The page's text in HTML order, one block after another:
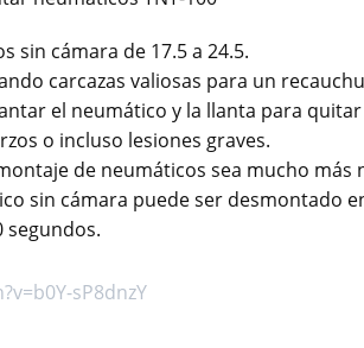
sin cámara de 17.5 a 24.5.
carcazas valiosas para un
el neumático y la llanta para
o incluso lesiones graves.
de neumáticos sea mucho más
sin cámara puede ser desmontado
segundos.
sP8dnzY